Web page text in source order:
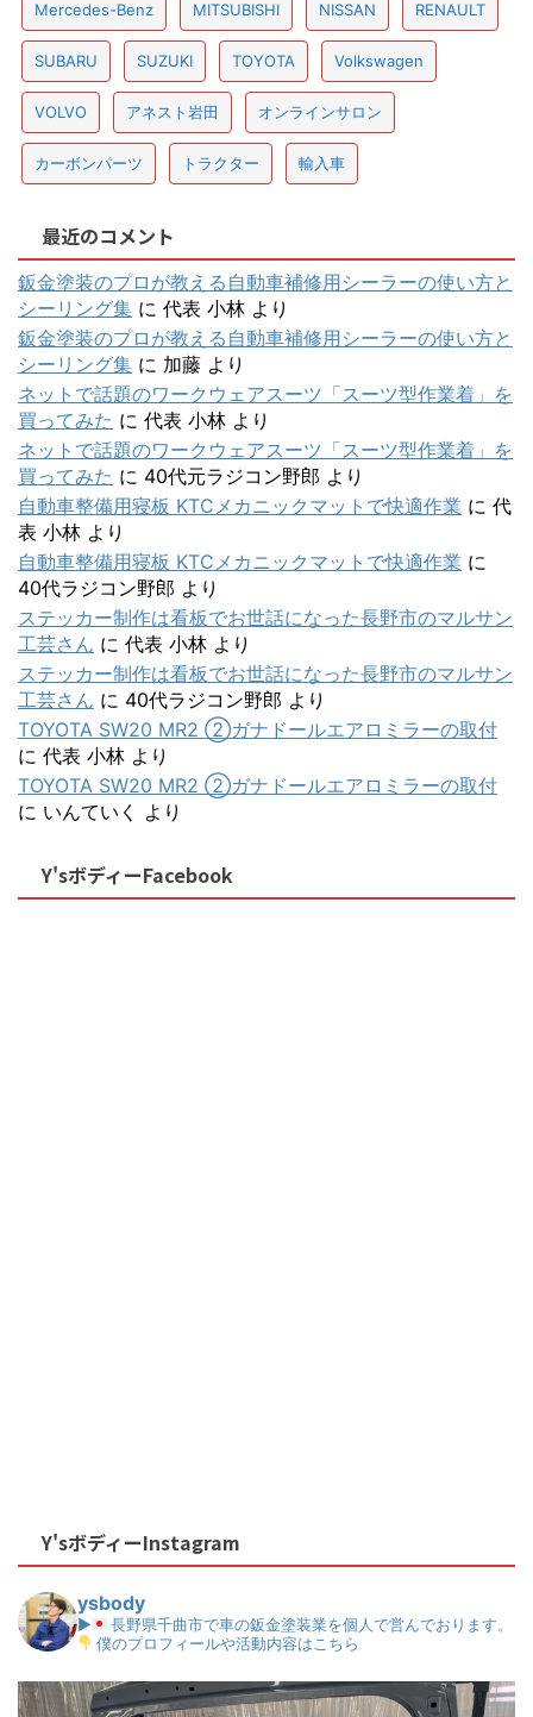
Mercedes-Benz MITSUBISHI NISSAN RENAULT
SUBARU SUZUKI TOYOTA Volkswagen
VOLVO アネスト岩田 オンラインサロン
カーボンパーツ トラクター 輸入車
最近のコメント
鈑金塗装のプロが教える自動車補修用シーラーの使い方と
シーリング集 に 代表 小林 より
鈑金塗装のプロが教える自動車補修用シーラーの使い方と
シーリング集 に 加藤 より
ネットで話題のワークウェアスーツ「スーツ型作業着」を
買ってみた に 代表 小林 より
ネットで話題のワークウェアスーツ「スーツ型作業着」を
買ってみた に 40代元ラジコン野郎 より
自動車整備用寝板 KTCメカニックマットで快適作業 に 代
表 小林 より
自動車整備用寝板 KTCメカニックマットで快適作業 に
40代ラジコン野郎 より
ステッカー制作は看板でお世話になった長野市のマルサン
工芸さん に 代表 小林 より
ステッカー制作は看板でお世話になった長野市のマルサン
工芸さん に 40代ラジコン野郎 より
TOYOTA SW20 MR2 ②ガナドールエアロミラーの取付
に 代表 小林 より
TOYOTA SW20 MR2 ②ガナドールエアロミラーの取付
に いんていく より
Y'sボディーFacebook
Y'sボディーInstagram
ysbody
▶
長野県千曲市で車の鈑金塗装業を個人で営んでおります。
僕のプロフィールや活動内容はこちら